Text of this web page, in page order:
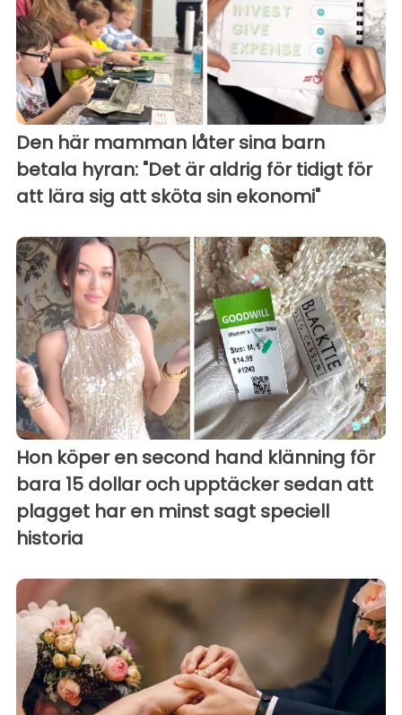
Den här mamman låter sina barn
betala hyran: "Det är aldrig för tidigt för
att lära sig att sköta sin ekonomi"
Hon köper en second hand klänning för
bara 15 dollar och upptäcker sedan att
plagget har en minst sagt speciell
historia